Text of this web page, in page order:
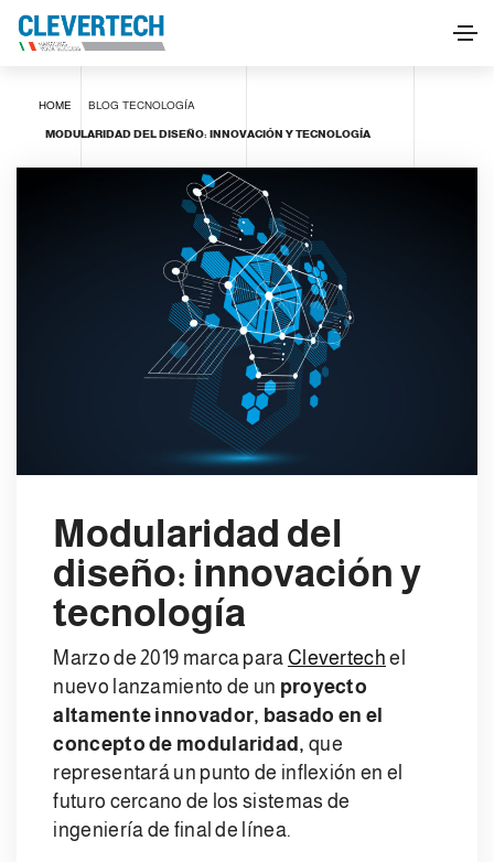
HOME BLOG TECNOLOGÍA
MODULARIDAD DEL DISEÑO: INNOVACIÓN Y TECNOLOGÍA
Modularidad del
diseño: innovación y
tecnología
Marzo de 2019 marca para Clevertech el
nuevo lanzamiento de un proyecto
altamente innovador, basado en el
concepto de modularidad, que
representará un punto de inflexión en el
futuro cercano de los sistemas de
ingeniería de final de línea.